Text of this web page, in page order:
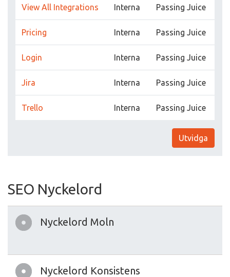
View All Integrations Interna Passing Juice
Pricing Interna Passing Juice
Login Interna Passing Juice
Jira Interna Passing Juice
Trello Interna Passing Juice
Utvidga
SEO Nyckelord
Nyckelord Moln
Nyckelord Konsistens